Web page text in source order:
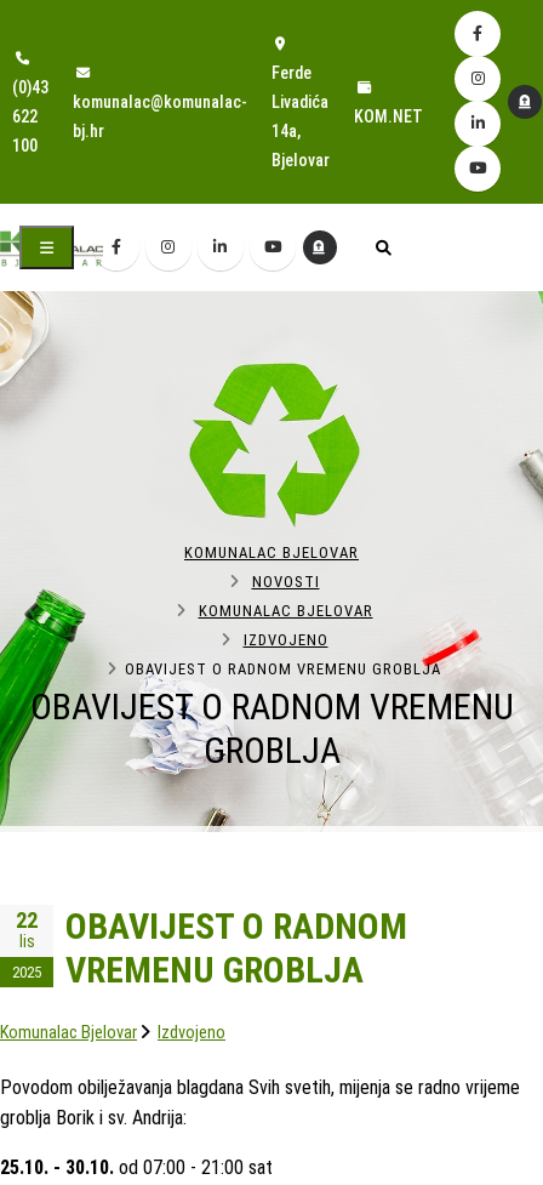
(0)43
622
100
komunalac@komunalac-
bj.hr
Ferde
Livadića
14a,
Bjelovar
KOM.NET
OBAVIJEST O RADNOM VREMENU
GROBLJA
KOMUNALAC BJELOVAR
NOVOSTI
KOMUNALAC BJELOVAR
IZDVOJENO
OBAVIJEST O RADNOM VREMENU GROBLJA
22
lis
2025
OBAVIJEST O RADNOM
VREMENU GROBLJA
Komunalac Bjelovar Izdvojeno
Povodom obilježavanja blagdana Svih svetih, mijenja se radno vrijeme
groblja Borik i sv. Andrija:
25.10. - 30.10. od 07:00 - 21:00 sat